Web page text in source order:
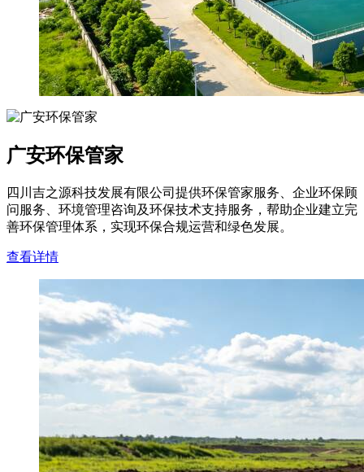
广安环保管家
四川吉之源科技发展有限公司提供环保管家服务、企业环保顾
问服务、环境管理咨询及环保技术支持服务，帮助企业建立完
善环保管理体系，实现环保合规运营和绿色发展。
查看详情